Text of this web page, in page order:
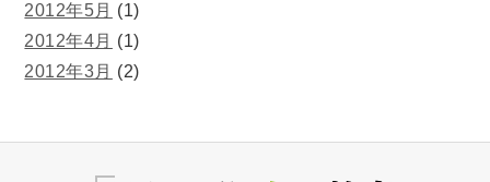
2012年5月 (1)
2012年4月 (1)
2012年3月 (2)